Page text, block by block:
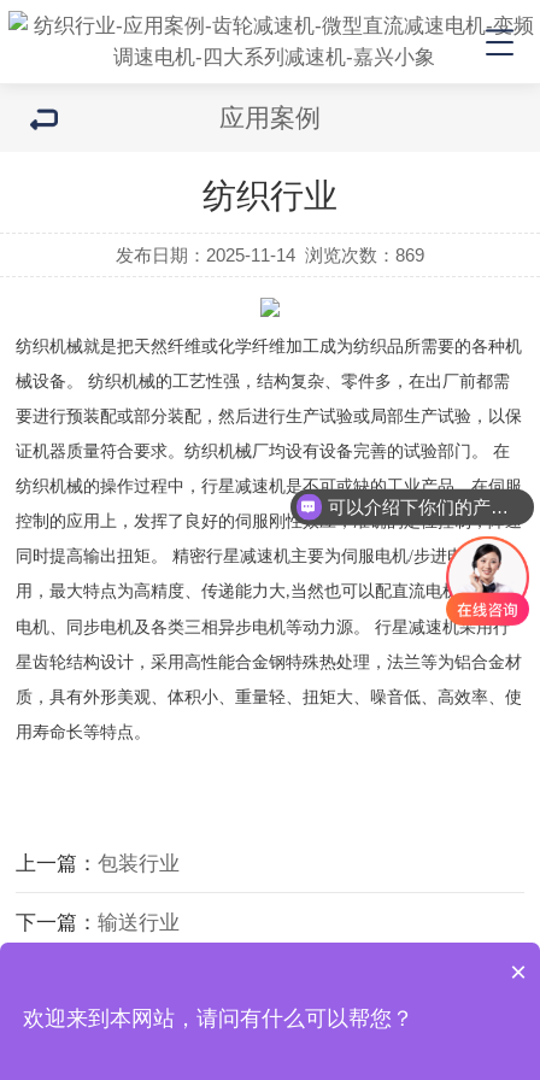
应用案例
纺织行业
发布日期：2025-11-14 浏览次数：869
纺织机械就是把天然纤维或化学纤维加工成为纺织品所需要的各种机
械设备。
纺织机械的工艺性强，结构复杂、零件多，在出厂前都需
要进行预装配或部分装配，然后进行生产试验或局部生产试验，以保
证机器质量符合要求。纺织机械厂均设有设备完善的试验部门。
在
纺织机械的操作过程中，行星减速机是不可或缺的工业产品，在伺服
控制的应用上，发挥了良好的伺服刚性效应，准确的定位控制，降速
同时提高输出扭矩。
精密行星减速机主要为伺服电机/步进电机专
用，最大特点为高精度、传递能力大,当然也可以配直流电机、单相
电机、同步电机及各类三相异步电机等动力源。 行星减速机采用行
星齿轮结构设计，采用高性能合金钢特殊热处理，法兰等为铝合金材
质，具有外形美观、体积小、重量轻、扭矩大、噪音低、高效率、使
用寿命长等特点。
上一篇：包装行业
下一篇：输送行业
Copyright © 2024 嘉兴小象
可以介绍下你们的产品么
×
欢迎来到本网站，请问有什么可以帮您？